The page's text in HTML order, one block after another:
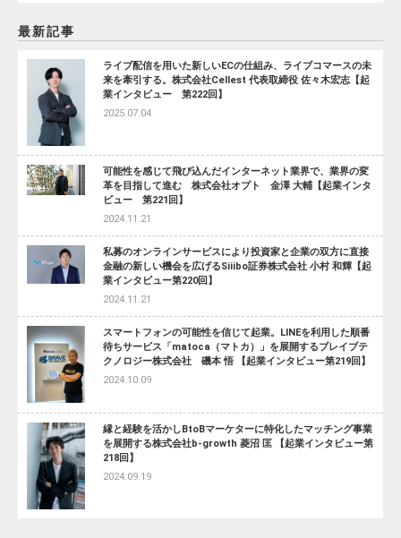
最新記事
ライブ配信を用いた新しいECの仕組み、ライブコマースの未
来を牽引する。株式会社Cellest 代表取締役 佐々木宏志【起
業インタビュー 第222回】
2025.07.04
可能性を感じて飛び込んだインターネット業界で、業界の変
革を目指して進む 株式会社オプト 金澤 大輔【起業インタ
ビュー 第221回】
2024.11.21
私募のオンラインサービスにより投資家と企業の双方に直接
金融の新しい機会を広げるSiiibo証券株式会社 小村 和輝【起
業インタビュー第220回】
2024.11.21
スマートフォンの可能性を信じて起業。LINEを利用した順番
待ちサービス「matoca（マトカ）」を展開するブレイブテ
クノロジー株式会社 磯本 悟 【起業インタビュー第219回】
2024.10.09
縁と経験を活かしBtoBマーケターに特化したマッチング事業
を展開する株式会社b-growth 菱沼 匡 【起業インタビュー第
218回】
2024.09.19